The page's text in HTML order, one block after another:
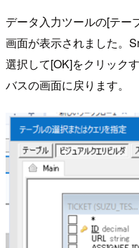
データ入力ツールの[テー
画面が表示されました。
選択して[OK]をクリック
バスの画面に戻ります。